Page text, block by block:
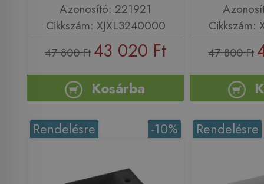
Azonosító: 221921
Cikkszám: XJXL3240000
47 800 Ft43 020 Ft
Kosárba
Cikkszám:
47 800 Ft
-10%
Rendelésre Rendelésre